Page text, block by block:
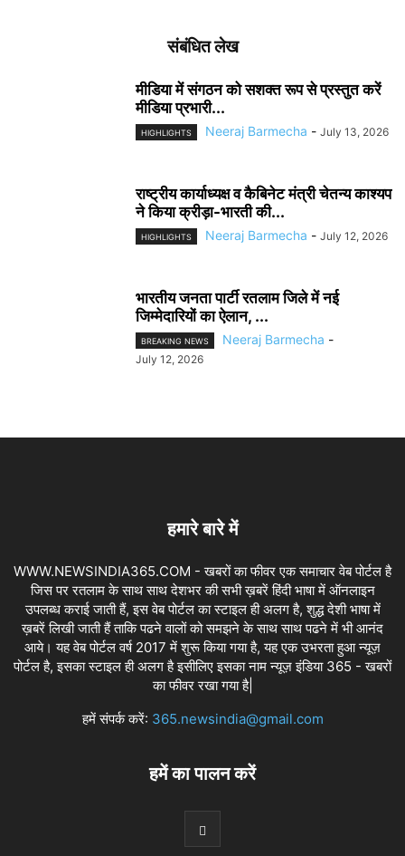
संबंधित लेख
मीडिया में संगठन को सशक्त रूप से प्रस्तुत करें
मीडिया प्रभारी...
HIGHLIGHTS Neeraj Barmecha - July 13, 2026
राष्ट्रीय कार्याध्यक्ष व कैबिनेट मंत्री चेतन्य काश्यप
ने किया क्रीड़ा-भारती की...
HIGHLIGHTS Neeraj Barmecha - July 12, 2026
भारतीय जनता पार्टी रतलाम जिले में नई
जिम्मेदारियों का ऐलान, ...
BREAKING NEWS Neeraj Barmecha -
July 12, 2026
हमारे बारे में
WWW.NEWSINDIA365.COM - खबरों का फीवर एक समाचार वेब पोर्टल है
जिस पर रतलाम के साथ साथ देशभर की सभी ख़बरें हिंदी भाषा में ऑनलाइन
उपलब्ध कराई जाती हैं, इस वेब पोर्टल का स्टाइल ही अलग है, शुद्ध देशी भाषा में
ख़बरें लिखी जाती हैं ताकि पढने वालों को समझने के साथ साथ पढने में भी आनंद
आये। यह वेब पोर्टल वर्ष 2017 में शुरू किया गया है, यह एक उभरता हुआ न्यूज़
पोर्टल है, इसका स्टाइल ही अलग है इसीलिए इसका नाम न्यूज़ इंडिया 365 - खबरों
का फीवर रखा गया है|
हमें संपर्क करें: 365.newsindia@gmail.com
हमें का पालन करें